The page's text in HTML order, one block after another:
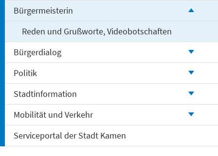
Bürgermeisterin
Reden und Grußworte, Videobotschaften
Bürgerdialog
Politik
Stadtinformation
Mobilität und Verkehr
Serviceportal der Stadt Kamen